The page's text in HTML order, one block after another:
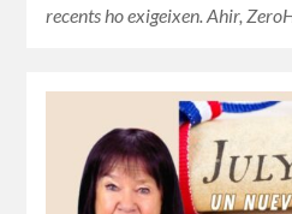
recents ho exigeixen. Ahir,